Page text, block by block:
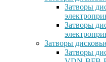
Затворы
Затворы
Затворы
Затворы